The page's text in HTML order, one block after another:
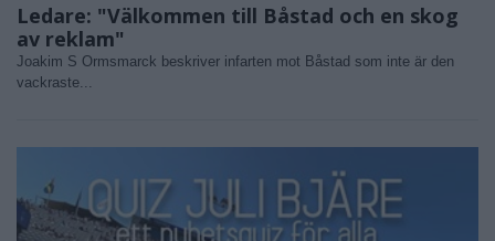
Ledare: "Välkommen till Båstad och en skog
av reklam"
Joakim S Ormsmarck beskriver infarten mot Båstad som inte är den
vackraste...